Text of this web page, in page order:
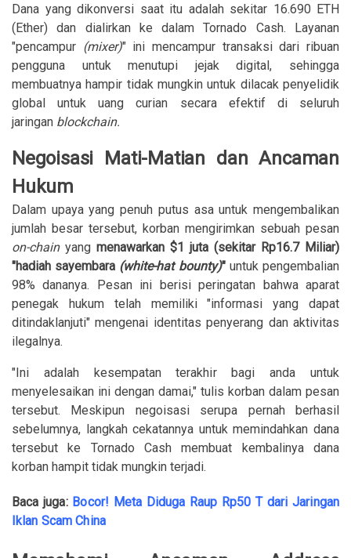
Dana yang dikonversi saat itu adalah sekitar 16.690 ETH
(Ether) dan dialirkan ke dalam Tornado Cash. Layanan
"pencampur (mixer)" ini mencampur transaksi dari ribuan
pengguna untuk menutupi jejak digital, sehingga
membuatnya hampir tidak mungkin untuk dilacak penyelidik
global untuk uang curian secara efektif di seluruh
jaringan blockchain.
Negoisasi Mati-Matian dan Ancaman
Hukum
Dalam upaya yang penuh putus asa untuk mengembalikan
jumlah besar tersebut, korban mengirimkan sebuah pesan
on-chain yang menawarkan $1 juta (sekitar Rp16.7 Miliar)
"hadiah sayembara (white-hat bounty)"untuk pengembalian
98% dananya. Pesan ini berisi peringatan bahwa aparat
penegak hukum telah memiliki "informasi yang dapat
ditindaklanjuti" mengenai identitas penyerang dan aktivitas
ilegalnya.
"Ini adalah kesempatan terakhir bagi anda untuk
menyelesaikan ini dengan damai," tulis korban dalam pesan
tersebut. Meskipun negoisasi serupa pernah berhasil
sebelumnya, langkah cekatannya untuk memindahkan dana
tersebut ke Tornado Cash membuat kembalinya dana
korban hampit tidak mungkin terjadi.
Baca juga: Bocor! Meta Diduga Raup Rp50 T dari Jaringan
Iklan Scam China